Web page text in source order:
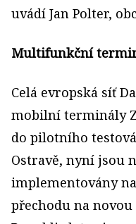
uvádí Jan Polter,
Multifunkční
Celá evropská síť
mobilní terminály
do pilotního
Ostravě, nyní jsou
implementovány
přechodu na